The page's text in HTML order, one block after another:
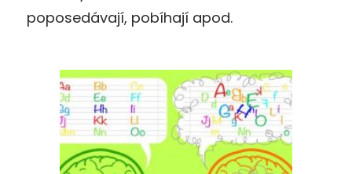
poposedávají, pobíhají apod.